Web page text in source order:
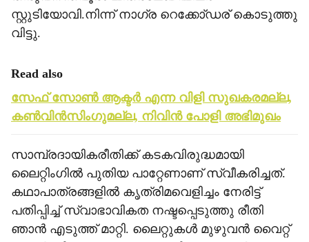
സ്റ്റുടിയോവി.നിന്ന് നാഗ്ര റെക്കോ്ഡര് കൊടുത്തു
വിട്ടു.
Read also
സേഫ് സോണ്‍ ആക്ടര്‍ എന്ന വിളി സുഖകരമല്ല,
കണ്‍വിന്‍സിംഗുമല്ല, നിവിന്‍ പോളി അഭിമുഖം
സാമ്പ്രദായികരീതിക്ക് കടകവിരുദ്ധമായി
ലൈറ്റിംഗില്‍ പുതിയ പാറ്റേണാണ് സ്വീകരിച്ചത്.
കഥാപാത്രങ്ങളില്‍ കൃത്രിമവെളിച്ചം നേരിട്ട്
പതിപ്പിച്ച് സ്വാഭാവികത നഷ്ടപ്പെടുത്തു രീതി
ഞാന്‍ എടുത്ത് മാറ്റി. ലൈറ്റുകള്‍ മുഴുവന്‍ വൈറ്റ്